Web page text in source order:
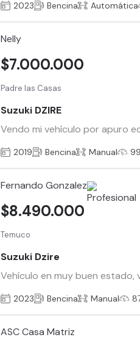
2023 Bencina Automática
Nelly
Padre las Casas
Suzuki DZIRE
Vendo mi vehículo por apuro
$7.000.000
2019 Bencina Manual
Fernando Gonzalez
Temuco
Suzuki Dzire
Vehículo en muy buen estado,
$8.490.000
2023 Bencina Manual
ASC Casa Matriz